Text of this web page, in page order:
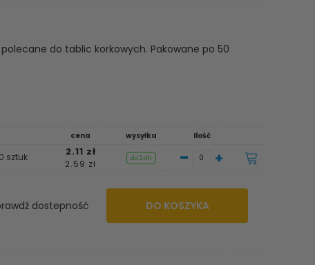
do tablic korkowych. Pakowane po 50
cena wysyłka Ilość
sztuk 2.11 zł
2.59 zł do 24h - +
dostepność DO KOSZYKA